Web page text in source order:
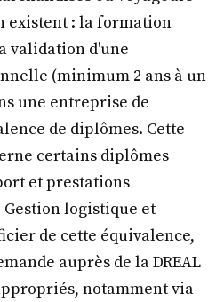
existent : la formation
validation d'une
(minimum 2 ans à un
une entreprise de
de diplômes. Cette
certains diplômes
et prestations
logistique et
de cette équivalence,
auprès de la DREAL
notamment via